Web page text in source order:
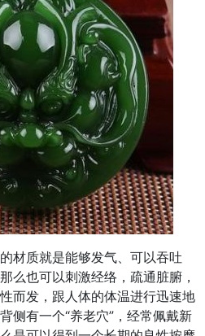
质就是能够发气、可以吞吐
么也可以刺激经络，疏通脏腑，
而发，跟人体的体温进行迅速地
侧有一个“养老穴”，经常佩戴新